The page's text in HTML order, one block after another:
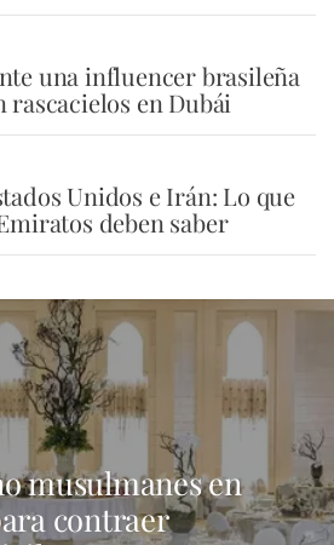
una influencer brasileña
rascacielos en Dubái
Unidos e Irán: Lo que
deben saber
musulmanes en
contraer